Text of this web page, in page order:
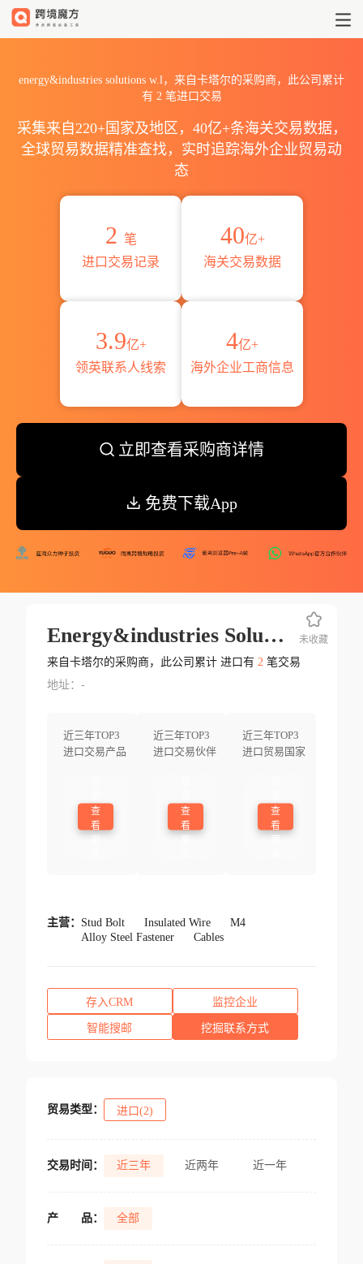
energy&industries solutions w.l，来自卡塔尔的采购商，此公司累计
有 2笔进口交易
采集来自220+国家及地区，40亿+条海关交易数据，
全球贸易数据精准查找，实时追踪海外企业贸易动
态
2 笔
进口交易记录
40亿+
海关交易数据
3.9亿+
领英联系人线索
4亿+
海外企业工商信息
立即查看采购商详情
免费下载App
Energy&industries Solutions W.l
来自卡塔尔的采购商，此公司累计 进口有 2笔交易
地址：-
近三年TOP3
进口交易产品
查
看
近三年TOP3
进口交易伙伴
查
看
近三年TOP3
进口贸易国家
查
看
未收藏
主营： Stud Bolt Insulated Wire
M4
Alloy Steel Fastener
Cables
存入CRM 监控企业
智能搜邮 挖掘联系方式
贸易类型： 进口(2)
交易时间： 近三年 近两年 近一年
产 品： 全部